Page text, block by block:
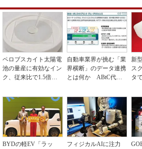
ペロブスカイト太陽電
池の量産に有効なイン
ク、従来比で1.5倍の
自動車業界が挑む「業
界横断」のデータ連携
とは何か ABtC代表
新
ス
タ
BYDの軽EV「ラッ
フィジカルAIに注力